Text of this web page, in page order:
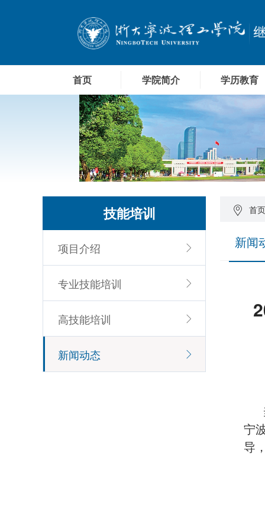
首页 学院简介 学历教育
首页
新闻
宁
导
技能培训
项目介绍
专业技能培训
高技能培训
新闻动态